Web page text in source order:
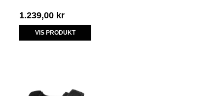
1.239,00 kr
VIS PRODUKT